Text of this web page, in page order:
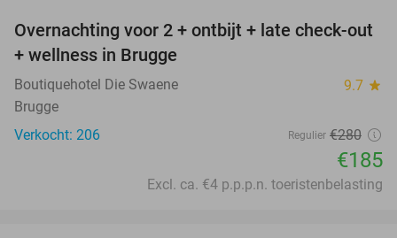
34%
Overnachting voor 2 + ontbijt + late check-out
+ wellness in Brugge
Boutiquehotel Die Swaene 9.7 star
Brugge
Verkocht: 206
Regulier €280
€185
Excl. ca. €4 p.p.p.n. toeristenbelasting